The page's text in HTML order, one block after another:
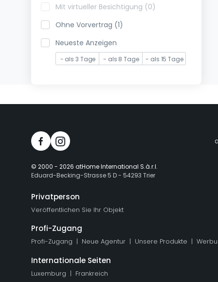
Mit virtueller Besichtigung (0)
Ohne Vorvertrag (1)
Neueste Anzeigen
- als 3 Tage - als 8 Tage - als 15 Tage
© 2000 - 2026 atHome International S.à.r.l.
Eduard-Becking-Strasse 5 D - 54293 Trier
Privatperson
Veröffentlichen Sie Ihr Objekt
Profi-Zugang
Profi-Zugang Neue Agentur Unsere Produkte
Internationale Seiten
Luxemburg Frankreich